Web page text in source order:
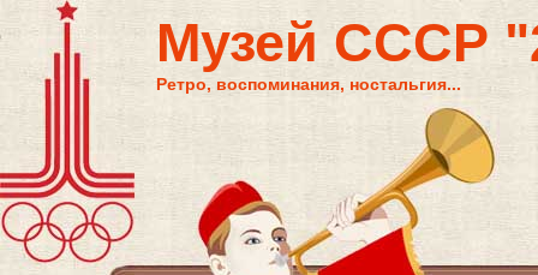
Музей СССР
Ретро, воспоминания, ностальгия...